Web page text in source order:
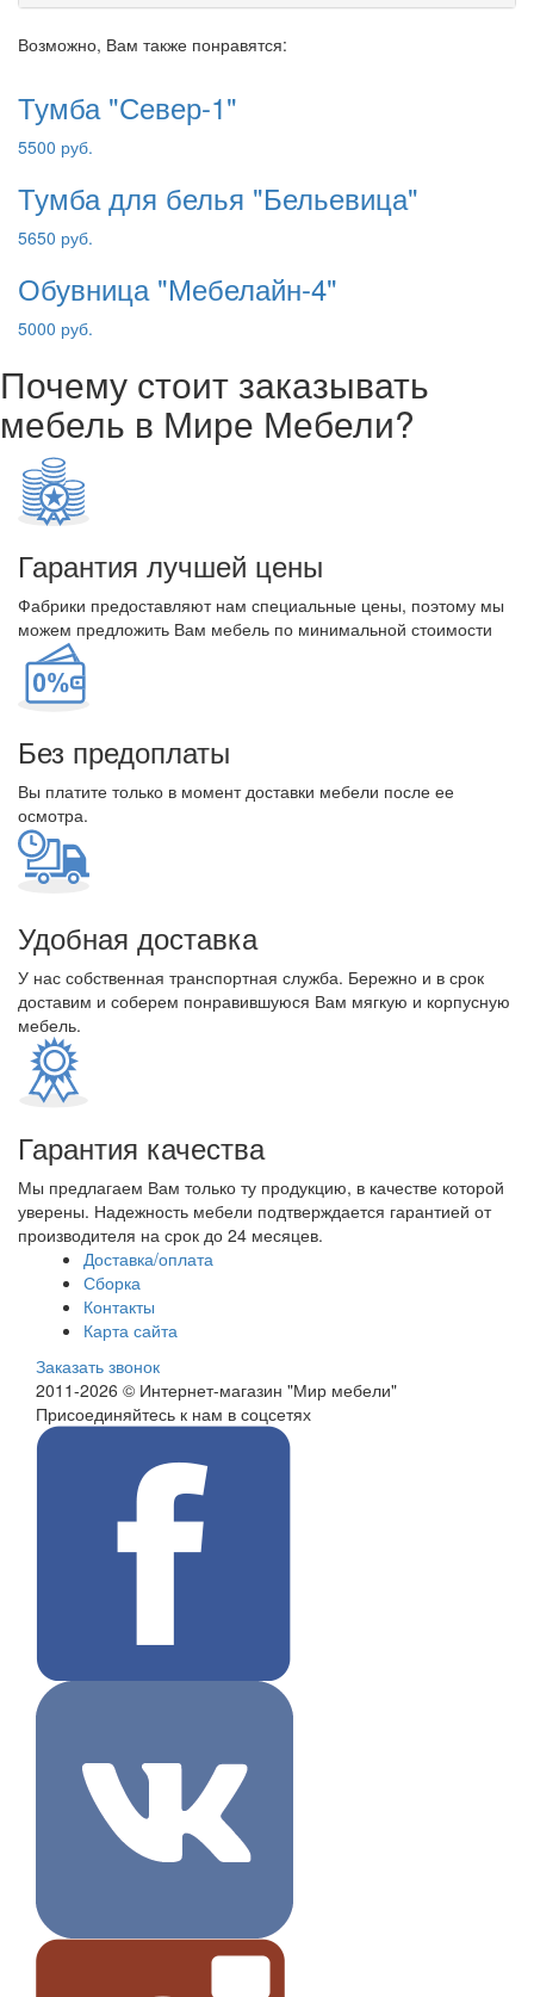
Возможно, Вам также понравятся:
Тумба "Север-1"
5500 руб.
Тумба для белья "Бельевица"
5650 руб.
Обувница "Мебелайн-4"
5000 руб.
Почему стоит заказывать
мебель в Мире Мебели?
Гарантия лучшей цены
Фабрики предоставляют нам специальные цены, поэтому мы
можем предложить Вам мебель по минимальной стоимости
Без предоплаты
Вы платите только в момент доставки мебели после ее
осмотра.
Удобная доставка
У нас собственная транспортная служба. Бережно и в срок
доставим и соберем понравившуюся Вам мягкую и корпусную
мебель.
Гарантия качества
Мы предлагаем Вам только ту продукцию, в качестве которой
уверены. Надежность мебели подтверждается гарантией от
производителя на срок до 24 месяцев.
Доставка/оплата
Сборка
Контакты
Карта сайта
Заказать звонок
2011-2026 © Интернет-магазин "Мир мебели"
Присоединяйтесь к нам в соцсетях